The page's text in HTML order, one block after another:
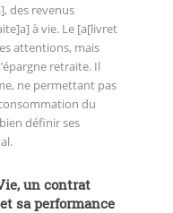
des revenus
à vie. Le [a[livret
attentions, mais
retraite. Il
ne permettant pas
du
définir ses
un contrat
sa performance